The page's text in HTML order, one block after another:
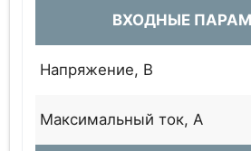
ВХОДНЫЕ
Напряжение, В
Максимальный ток, А